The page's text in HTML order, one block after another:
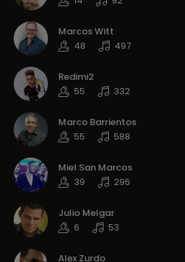
Marcos Witt
48
497
Redimi2
55
332
Marco Barrientos
55
588
Miel San Marcos
39
296
Julio Melgar
6
53
Alex Zurdo